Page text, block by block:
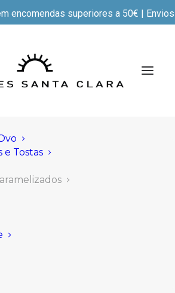
encomendas superiores a 50€ |
e Tostas